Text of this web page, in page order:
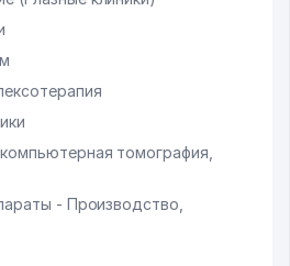
томография,
- Производство,